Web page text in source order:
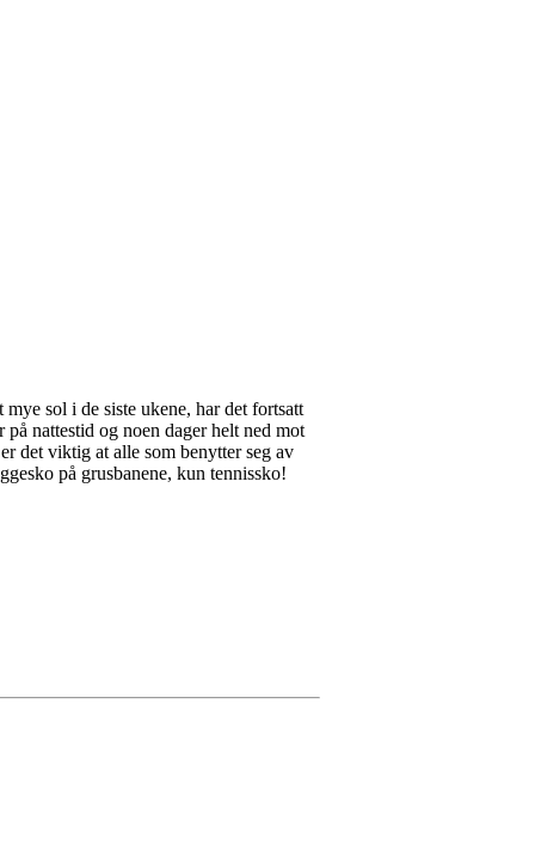
sol i de siste ukene, har det fortsatt
nattestid og noen dager helt ned mot
det viktig at alle som benytter seg av
på grusbanene, kun tennissko!